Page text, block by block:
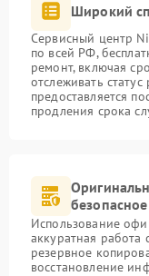
Широкий
Сервисный центр
по всей РФ,
ремонт, включая
отслеживать
предоставляется
продления срока
Использование
аккуратная работа
резервное
восстановление